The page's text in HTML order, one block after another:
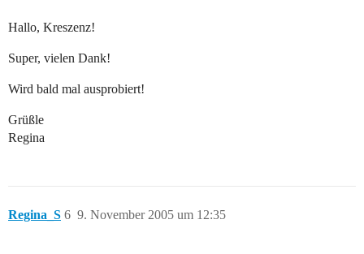
Hallo, Kreszenz!
Super, vielen Dank!
Wird bald mal ausprobiert!
Grüßle
Regina
Regina_S 9. November 2005 um 12:35
6